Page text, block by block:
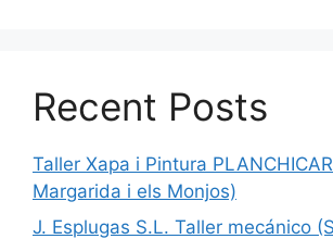
Recent Posts
Taller Xapa i Pintura
Margarida i els Monjos)
J. Esplugas S.L. Taller mecánico